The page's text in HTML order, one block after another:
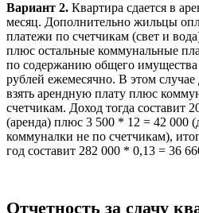
Вариант 2. Квартира сдается в
месяц. Дополнительно жильцы
платежи по счетчикам (свет и
плюс остальные коммунальные
по содержанию общего
рублей ежемесячно. В этом случае
взять арендную плату плюс
счетчикам. Доход тогда составит
(аренда) плюс 3 500 * 12 = 42 000
коммуналки не по счетчикам),
год составит 282 000 * 0,13 = 36
Отчетность за сдачу